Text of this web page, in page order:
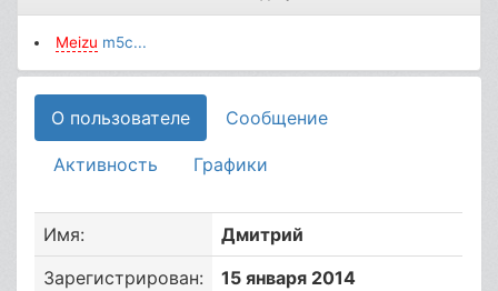
Meizu m5с...
О пользователе Сообщение
Активность Графики
Имя:
Дмитрий
Зарегистрирован:
15 января 2014